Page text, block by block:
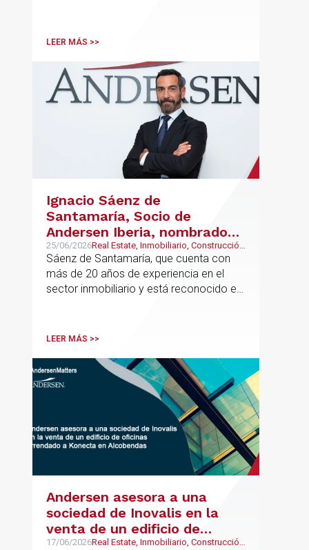
LEER MÁS >>
Ignacio Sáenz de
Santamaría, Socio de
Andersen Iberia, nombrado
director europeo de
Inmobiliario de Andersen
25/06/2026Real Estate, Inmobiliario, Construcción
y Urbanismo
Sáenz de Santamaría, que cuenta con
más de 20 años de experiencia en el
sector inmobiliario y está reconocido en
codirigirá el EU Real Estate Industry
UK.
LEER MÁS >>
Andersen asesora a una
sociedad de Inovalis en la
venta de un edificio de
oficinas arrendado a Konecta
17/06/2026Real Estate, Inmobiliario, Construcción